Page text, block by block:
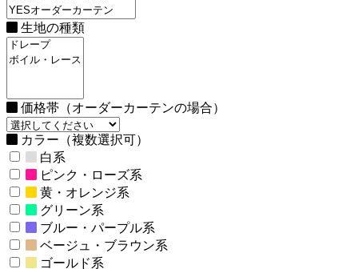
生地の種類
価格帯（オーダーカーテンの場合）
カラー（複数選択可）
白系
ピンク・ローズ系
黄・オレンジ系
グリーン系
ブルー・パープル系
ベージュ・ブラウン系
ゴールド系